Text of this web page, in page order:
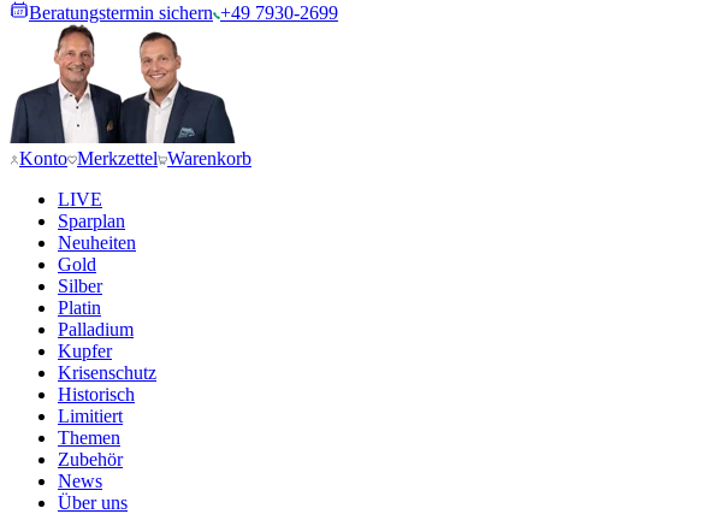
Beratungstermin sichern +49 7930-2699
Konto Merkzettel Warenkorb
LIVE
Sparplan
Neuheiten
Gold
Silber
Platin
Palladium
Kupfer
Krisenschutz
Historisch
Limitiert
Themen
Zubehör
News
Über uns